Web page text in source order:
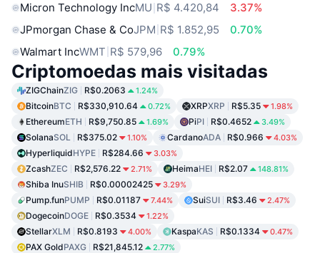
Micron Technology IncMU R$ 4.420,84
3.37%
JPmorgan Chase & CoJPM R$ 1.852,95
0.70%
Walmart IncWMT R$ 579,96 0.79%
Criptomoedas mais visitadas
ZIGChainZIG R$0.2063 1.24%
BitcoinBTC R$330,910.64 0.72% XRPXRP R$5.35 1.98%
EthereumETH R$9,750.85 1.69% PiPI R$0.4652 3.49%
SolanaSOL R$375.02 1.10% CardanoADA R$0.966 4.03%
HyperliquidHYPE R$284.66 3.03%
ZcashZEC R$2,576.22 2.71% HeimaHEI R$2.07 148.81%
Shiba InuSHIB R$0.00002425 3.29%
Pump.funPUMP R$0.01187 7.44% SuiSUI R$3.46 2.47%
DogecoinDOGE R$0.3534 1.22%
StellarXLM R$0.8193 4.00% KaspaKAS R$0.1334 0.47%
PAX GoldPAXG R$21,845.12 2.77%